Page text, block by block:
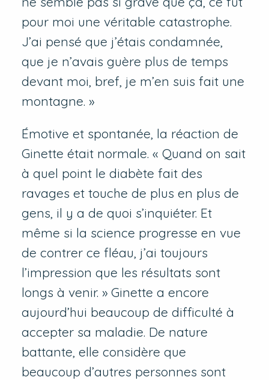
pour moi une véritable catastrophe.
J’ai pensé que j’étais condamnée,
que je n’avais guère plus de temps
devant moi, bref, je m’en suis fait une
montagne. »
Émotive et spontanée, la réaction de
Ginette était normale. « Quand on sait
à quel point le diabète fait des
ravages et touche de plus en plus de
gens, il y a de quoi s’inquiéter. Et
même si la science progresse en vue
de contrer ce fléau, j’ai toujours
l’impression que les résultats sont
longs à venir. » Ginette a encore
aujourd’hui beaucoup de difficulté à
accepter sa maladie. De nature
battante, elle considère que
beaucoup d’autres personnes sont